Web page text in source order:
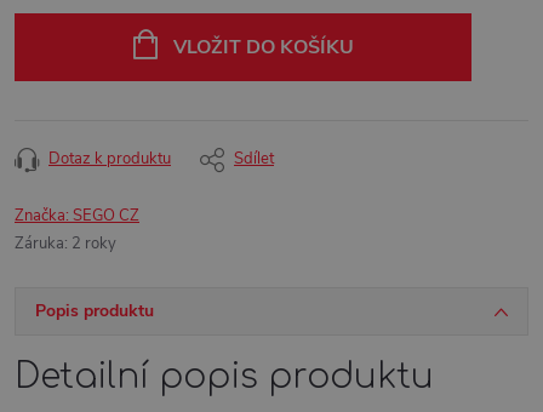
VLOŽIT DO KOŠÍKU
Dotaz k produktu Sdílet
Značka: SEGO CZ
Záruka: 2 roky
Popis produktu
Detailní popis produktu